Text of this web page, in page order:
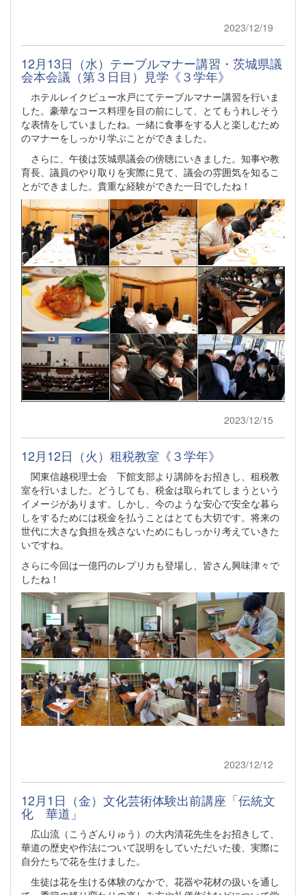
2023/12/19
12月13日（水）テーブルマナー講習・茨城県議
会本会議（第３日目）見学《３学年》
ホテルレイクビュー水戸にてテーブルマナー講習を行いま
した。豪華なコース料理を目の前にして、とてもうれしそう
な表情をしていましたね。一緒に食事をする人と楽しむため
のマナーをしっかり学ぶことができました。
さらに、午後は茨城県議会の傍聴にいきました。知事や教
育長、議員のやり取りを実際に見て、議会の雰囲気を知るこ
とができました。貴重な経験ができた一日でしたね！
2023/12/15
12月12日（火）租税教室《３学年》
関東信越税理士会 下館支部より講師をお招きし、租税教
室を行いました。どうしても、税金は取られてしまうという
イメージがあります。しかし、今のような安心で安全な暮ら
しをするためには税金を払うことはとても大切です。将来の
世代に大きな負担を残さないためにもしっかり考えていきた
いですね。
さらに今回は一億円のレプリカも登場し、皆さん興味津々で
したね！
2023/12/12
12月1日（金）文化芸術体験出前講座「伝統文
化 華道」
広山流（こうざんりゅう）の大内清花先生をお招きして、
華道の歴史や作法について説明をしていただいた後、実際に
自分たちで花を生けました。
生徒は花を生ける体験のなかで、花器や花材の扱いを通し